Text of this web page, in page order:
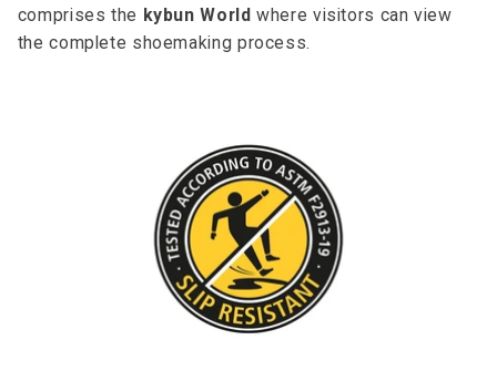
comprises the kybun World where visitors can view
the complete shoemaking process.